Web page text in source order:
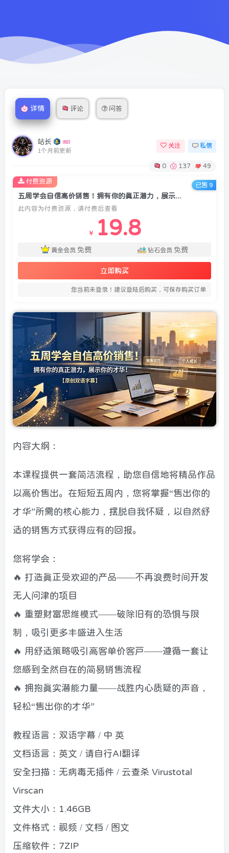
详情 评论 问答
站长
1个月前更新
关注 私信
0 137 49
此内容为付费资源，请付费后查看
￥ 19.8
黄金会员 免费 钻石会员 免费
立即购买
您当前未登录！建议登陆后购买，可保存购买订单
付费资源
已售 9
内容大纲：
本课程提供一套简洁流程，助您自信地将精品作品
以高价售出。在短短五周内，您将掌握“售出你的
才华”所需的核心能力，摆脱自我怀疑，以自然舒
适的销售方式获得应有的回报。
您将学会：
🔥 打造真正受欢迎的产品——不再浪费时间开发
无人问津的项目
🔥 重塑财富思维模式——破除旧有的恐惧与限
制，吸引更多丰盛进入生活
🔥 用舒适策略吸引高客单价客户——遵循一套让
您感到全然自在的简易销售流程
🔥 拥抱真实潜能力量——战胜内心质疑的声音，
轻松“售出你的才华”
教程语言：双语字幕 / 中 英
文档语言：英文 / 请自行AI翻译
安全扫描：无病毒无插件 / 云查杀 Virustotal
Virscan
文件大小：1.46GB
文件格式：视频 / 文档 / 图文
压缩软件：7ZIP